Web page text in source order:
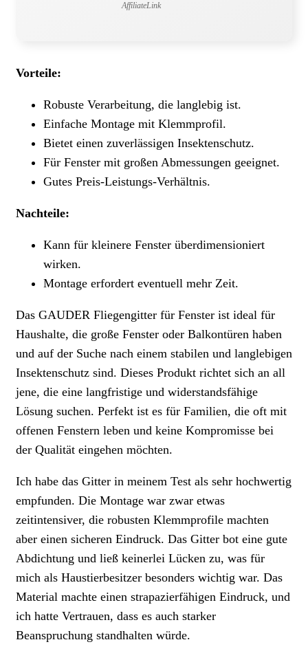
AffiliateLink
Vorteile:
Robuste Verarbeitung, die langlebig ist.
Einfache Montage mit Klemmprofil.
Bietet einen zuverlässigen Insektenschutz.
Für Fenster mit großen Abmessungen geeignet.
Gutes Preis-Leistungs-Verhältnis.
Nachteile:
Kann für kleinere Fenster überdimensioniert
wirken.
Montage erfordert eventuell mehr Zeit.
Das GAUDER Fliegengitter für Fenster ist ideal für
Haushalte, die große Fenster oder Balkontüren haben
und auf der Suche nach einem stabilen und langlebigen
Insektenschutz sind. Dieses Produkt richtet sich an all
jene, die eine langfristige und widerstandsfähige
Lösung suchen. Perfekt ist es für Familien, die oft mit
offenen Fenstern leben und keine Kompromisse bei
der Qualität eingehen möchten.
Ich habe das Gitter in meinem Test als sehr hochwertig
empfunden. Die Montage war zwar etwas
zeitintensiver, die robusten Klemmprofile machten
aber einen sicheren Eindruck. Das Gitter bot eine gute
Abdichtung und ließ keinerlei Lücken zu, was für
mich als Haustierbesitzer besonders wichtig war. Das
Material machte einen strapazierfähigen Eindruck, und
ich hatte Vertrauen, dass es auch starker
Beanspruchung standhalten würde.